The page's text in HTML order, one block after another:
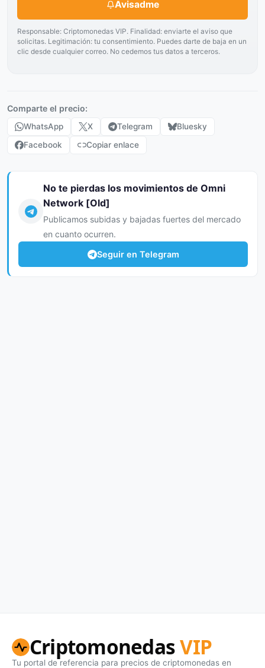
Avisadme
Responsable: Criptomonedas VIP. Finalidad: enviarte el aviso que
solicitas. Legitimación: tu consentimiento. Puedes darte de baja en un
clic desde cualquier correo. No cedemos tus datos a terceros.
Comparte el precio:
WhatsApp X Telegram
Bluesky
Facebook
Copiar enlace
No te pierdas los movimientos de Omni
Network [Old]
Publicamos subidas y bajadas fuertes del mercado
en cuanto ocurren.
Seguir en Telegram
CriptomonedasVIP
Tu portal de referencia para precios de criptomonedas en